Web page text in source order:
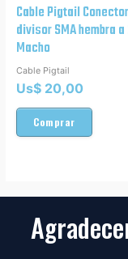
Cable Pigtail
divisor SMA hembra a
Macho
Cable Pigtail
Us$20,00
Comprar